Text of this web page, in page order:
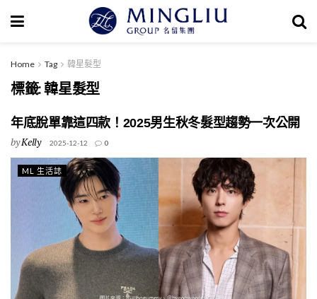
Home Tag 韓星髮型
標籤:韓星髮型
年底脫單靠這四款！2025男生秋冬髮型趨勢一次公開
byKelly 2025-12-12 0
ML 生活誌